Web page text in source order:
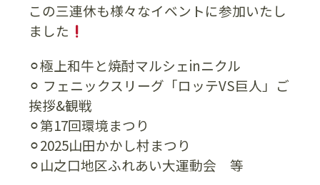
この三連休も様々なイベントに参加いたし
ました
⚪︎極上和牛と焼酎マルシェinニクル
⚪︎ フェニックスリーグ「ロッテVS巨人」ご
挨拶&観戦
⚪︎第17回環境まつり
⚪︎2025山田かかし村まつり
⚪︎山之口地区ふれあい大運動会 等